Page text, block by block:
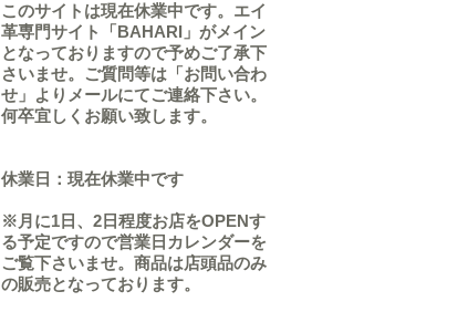
このサイトは現在休業中です。エイ
革専門サイト「BAHARI」がメイン
となっておりますので予めご了承下
さいませ。ご質問等は「お問い合わ
せ」よりメールにてご連絡下さい。
何卒宜しくお願い致します。
休業日：現在休業中です
※月に1日、2日程度お店をOPENす
る予定ですので営業日カレンダーを
ご覧下さいませ。商品は店頭品のみ
の販売となっております。